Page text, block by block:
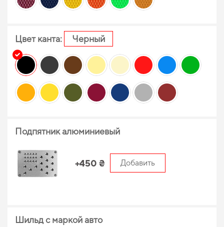
Цвет канта: Черный
Подпятник алюминиевый
+450 ₴ Добавить
Шильд с маркой авто